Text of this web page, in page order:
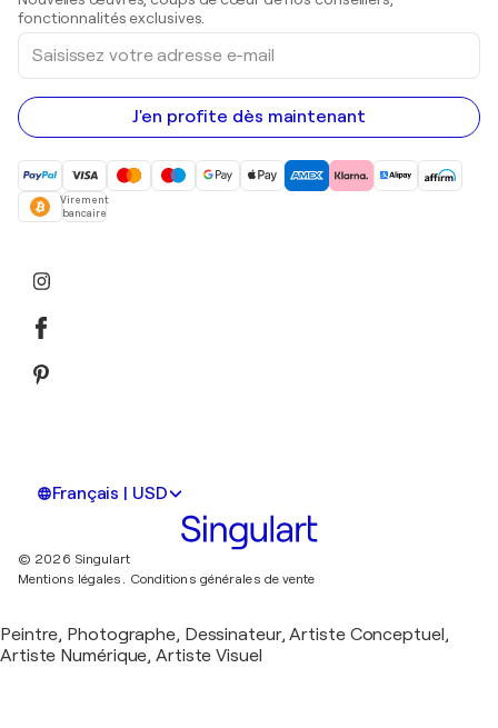
Peintures acryliques
fonctionnalités exclusives.
Saisissez
votre
adresse
e-
mail
J'en profite dès maintenant
Virement
bancaire
Français | USD
© 2026 Singulart
Mentions légales.
Conditions générales de vente
Peintre, Photographe, Dessinateur, Artiste Conceptuel,
Artiste Numérique, Artiste Visuel